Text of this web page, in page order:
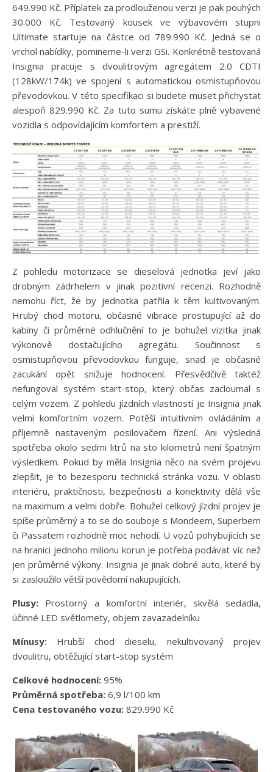
649.990 Kč. Příplatek za prodlouženou verzi je pak pouhých
30.000 Kč. Testovaný kousek ve výbavovém stupni
Ultimate startuje na částce od 789.990 Kč. Jedná se o
vrchol nabídky, pomineme-li verzi GSi. Konkrétně testovaná
Insignia pracuje s dvoulitrovým agregátem 2.0 CDTI
(128kW/174k) ve spojení s automatickou osmistupňovou
převodovkou. V této specifikaci si budete muset přichystat
alespoň 829.990 Kč. Za tuto sumu získáte plně vybavené
vozidla s odpovídajícím komfortem a prestiží.
Z pohledu motorizace se dieselová jednotka jeví jako
drobným zádrhelem v jinak pozitivní recenzi. Rozhodně
nemohu říct, že by jednotka patřila k těm kultivovaným.
Hrubý chod motoru, občasné vibrace prostupující až do
kabiny či průměrné odhlučnění to je bohužel vizitka jinak
výkonově dostačujícího agregátu. Součinnost s
osmistupňovou převodovkou funguje, snad je občasné
zacukání opět snižuje hodnocení. Přesvědčivě taktéž
nefungoval systém start-stop, který občas zacloumal s
celým vozem. Z pohledu jízdních vlastností je Insignia jinak
velmi komfortním vozem. Potěší intuitivním ovládáním a
příjemně nastaveným posilovačem řízení. Ani výsledná
spotřeba okolo sedmi litrů na sto kilometrů není špatným
výsledkem. Pokud by měla Insignia něco na svém projevu
zlepšit, je to bezesporu technická stránka vozu. V oblasti
interiéru, praktičnosti, bezpečnosti a konektivity dělá vše
na maximum a velmi dobře. Bohužel celkový jízdní projev je
spíše průměrný a to se do souboje s Mondeem, Superbem
či Passatem rozhodně moc nehodí. U vozů pohybujících se
na hranici jednoho milionu korun je potřeba podávat víc než
jen průměrné výkony. Insignia je jinak dobré auto, které by
si zasloužilo větší povědomí nakupujících.
Plusy: Prostorný a komfortní interiér, skvělá sedadla,
účinné LED světlomety, objem zavazadelníku
Mínusy: Hrubší chod dieselu, nekultivovaný projev
dvoulitru, obtěžující start-stop systém
Celkové hodnocení: 95%
Průměrná spotřeba: 6,9 l/100 km
Cena testovaného vozu: 829.990 Kč